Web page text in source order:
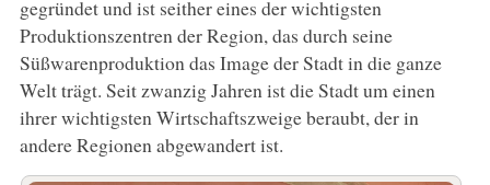
gegründet und ist seither eines der wichtigsten
Produktionszentren der Region, das durch seine
Süßwarenproduktion das Image der Stadt in die ganze
Welt trägt. Seit zwanzig Jahren ist die Stadt um einen
ihrer wichtigsten Wirtschaftszweige beraubt, der in
andere Regionen abgewandert ist.